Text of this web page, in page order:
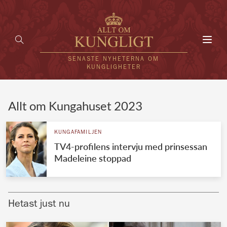
SENASTE NYHETERNA OM
KUNGLIGHETER
UTLÄNDSKT
VÄRLDENS KUNGAHUS
Brittiska kungahuset
Allt om Kungahuset 2023
KUNGAFAMILJEN
TV4-profilens intervju med prinsessan
Madeleine stoppad
Hetast just nu